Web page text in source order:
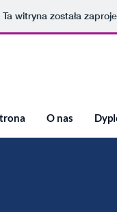
Ta witryna została
Pacyficznego
O nas